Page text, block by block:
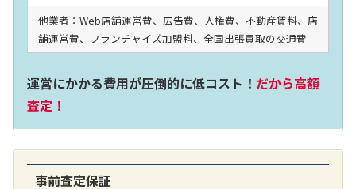
LUXKIT
他業者：Web店舗運営費、広告費、人権費、不動産賃料、店
舗運営費、フランチャイズ加盟料、全国出張買取の交通費
運営にかかる費用が圧倒的に低コスト！ だから高額
査定！
事前査定保証